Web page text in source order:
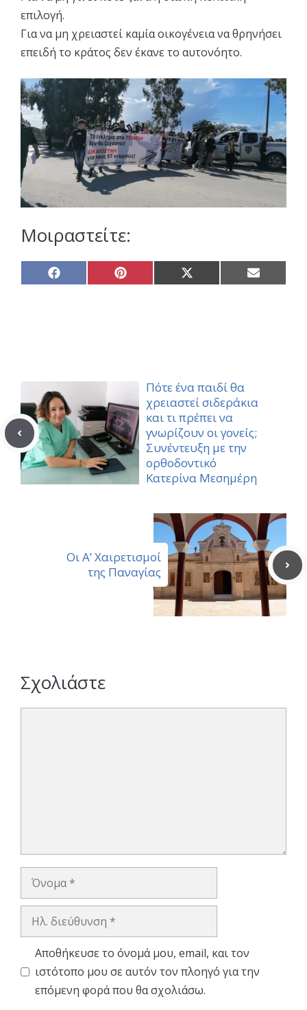
επιλογή.
Για να μη χρειαστεί καμία οικογένεια να θρηνήσει
επειδή το κράτος δεν έκανε το αυτονόητο.
Μοιραστείτε:
Share
on
Share
on
Share
on
Share
on
Πότε ένα παιδί θα
χρειαστεί σιδεράκια
και τι πρέπει να
γνωρίζουν οι γονείς;
Συνέντευξη με την
ορθοδοντικό
Κατερίνα Μεσημέρη
Οι Α’ Χαιρετισμοί
της Παναγίας
Σχολιάστε
Όνομα
Ηλ.
Αποθήκευσε το όνομά μου, email, και τον
ιστότοπο μου σε αυτόν τον πλοηγό για την
επόμενη φορά που θα σχολιάσω.